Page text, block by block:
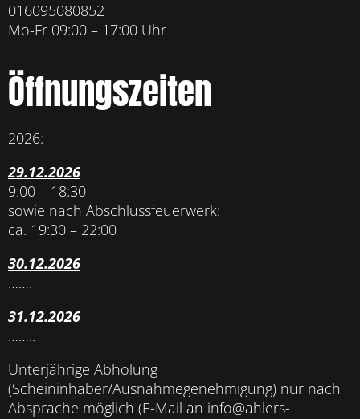
016095080852
Mo-Fr 09:00 – 17:00 Uhr
Öffnungszeiten
2026:
29.12.2026
9:00 – 18:30
sowie nach Abschlussfeuerwerk:
ca. 19:30 – 22:00
30.12.2026
…….
31.12.2026
……..
Unterjährige Abholung
(Scheininhaber/Ausnahmegenehmigung) nur nach
Absprache möglich (E-Mail an info@ahlers-